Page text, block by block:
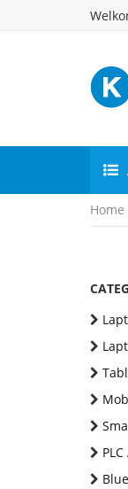
Home